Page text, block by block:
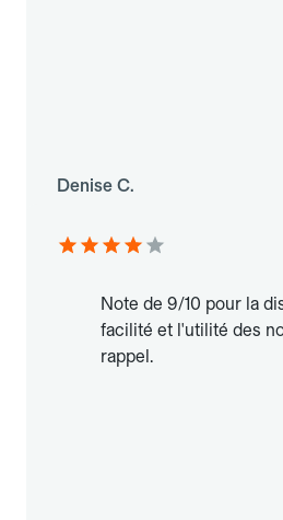
Denise C.
Note de 9/10 pour la
facilité et l'utilité des
rappel.